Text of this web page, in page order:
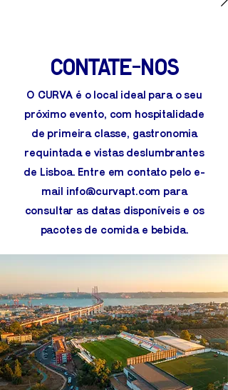
Contate-nos
O CURVA é o local ideal para o seu
próximo evento, com hospitalidade
de primeira classe, gastronomia
requintada e vistas deslumbrantes
de Lisboa. Entre em contato pelo e-
mail info@curvapt.com para
consultar as datas disponíveis e os
pacotes de comida e bebida.